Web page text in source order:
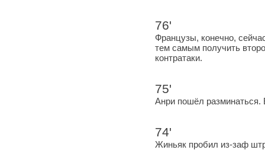
76'
Французы, конечно,
тем самым получить
контратаки.
75'
Анри пошёл
74'
Жиньяк пробил из-заф